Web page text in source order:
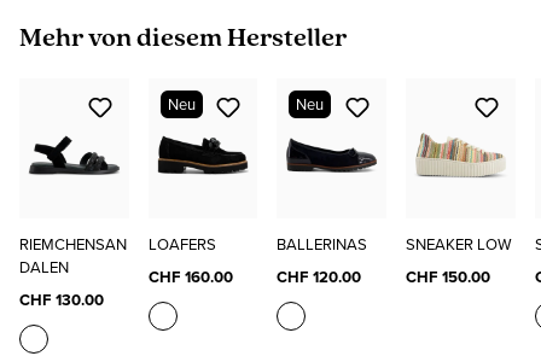
Produktgalerie überspringen
Mehr von diesem Hersteller
RIEMCHENSAN
DALEN
CHF 130.00
Neu
LOAFERS
CHF 160.00
Neu
BALLERINAS
CHF 120.00
SNEAKER LOW
CHF 150.00